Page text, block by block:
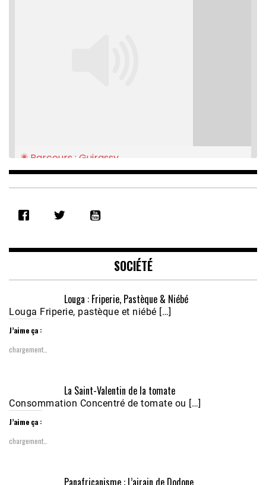
RSS FEED
EMBED
Parcours : Guirassy
Feb 16, 2021 • 28:08
Nobana (Podologue)
Feb 24, 2021 • 28mn
SOCIÉTÉ
Louga : Friperie, Pastèque & Niébé
Louga Friperie, pastèque et niébé […]
J’aime ça :
chargement…
La Saint-Valentin de la tomate
Consommation Concentré de tomate ou […]
J’aime ça :
chargement…
Panafricanisme : L’airain de Dodone